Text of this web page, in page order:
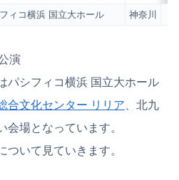
ィコ横浜 国立大ホール 神奈川
演
パシフィコ横浜 国立大ホール
合文化センター リリア 、北九
会場となっています。
ついて見ていきます。